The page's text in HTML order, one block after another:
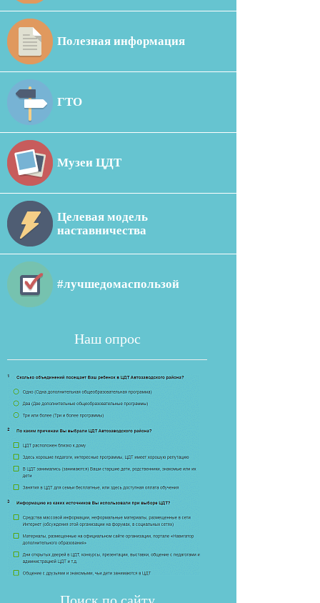
Полезная информация
ГТО
Музеи ЦДТ
Целевая модель
наставничества
#лучшедомаспользой
Наш опрос